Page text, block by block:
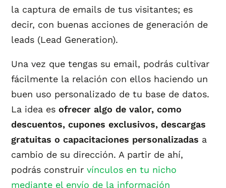
la captura de emails de tus visitantes; es
decir, con buenas acciones de generación de
leads (Lead Generation).
Una vez que tengas su email, podrás cultivar
fácilmente la relación con ellos haciendo un
buen uso personalizado de tu base de datos.
La idea esofrecer algo de valor, como
descuentos, cupones exclusivos, descargas
gratuitas o capacitaciones personalizadas a
cambio de su dirección. A partir de ahí,
podrás construirvínculos en tu nicho
mediante el envío de la información